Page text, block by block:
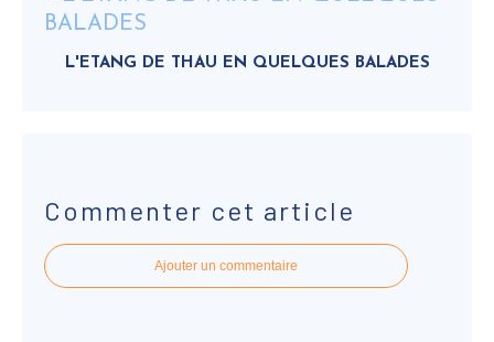
L'ETANG DE THAU EN QUELQUES BALADES
Commenter cet article
Ajouter un commentaire